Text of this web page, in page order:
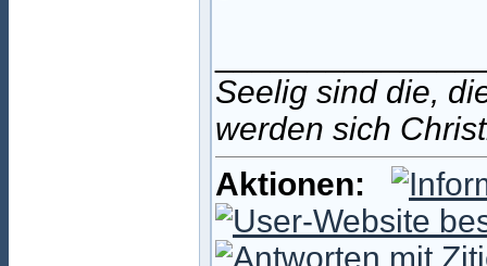
Seelig sind die,
werden sich
Aktionen: